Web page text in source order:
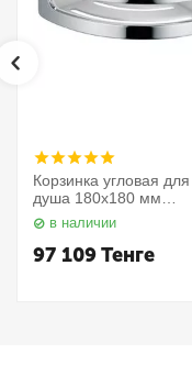
Корзинка угловая для
душа 180х180 мм
Elegance 11657010000
Keuco
в наличии
97 109Тенге